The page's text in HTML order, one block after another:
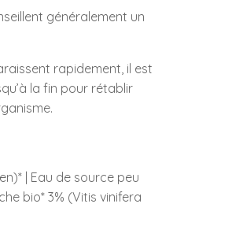
généralement un
rapidement, il est
la fin pour rétablir
| Eau de source peu
bio* 3% (Vitis vinifera